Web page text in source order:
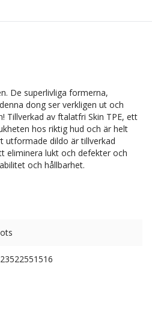
De superlivliga formerna,
dong ser verkligen ut och
Tillverkad av ftalatfri Skin TPE, ett
hos riktig hud och är helt
utformade dildo är tillverkad
eliminera lukt och defekter och
och hållbarhet.